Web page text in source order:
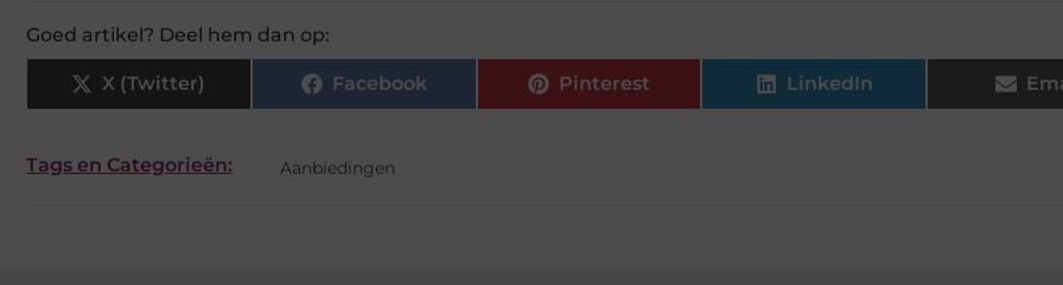
Goed artikel? Deel hem dan op:
X (Twitter) Facebook Pinterest LinkedIn
Tags en Categorieën: Aanbiedingen